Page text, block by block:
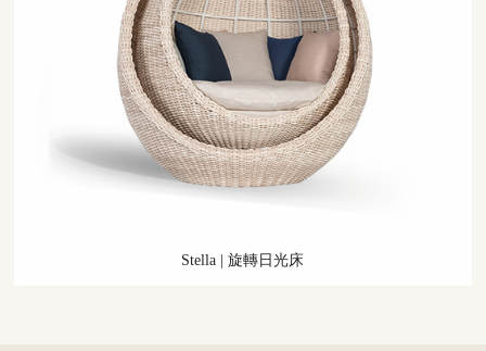
Stella | 旋轉日光床